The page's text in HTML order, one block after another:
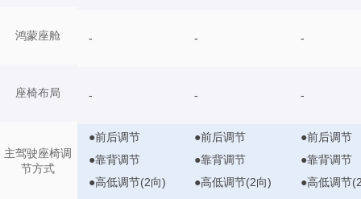
鸿蒙座舱
座椅布局
主驾驶座椅调
节方式
- - -
- - -
●前后调节
●靠背调节
●高低调节(2向)
●前后调节
●靠背调节
●高低调节(2向)
●前后调节
●靠背调节
●高低调节